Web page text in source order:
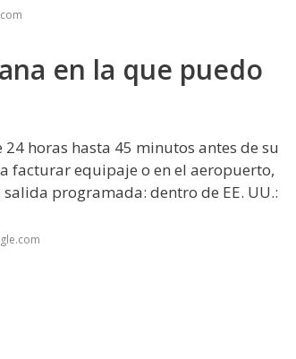
en la que puedo
horas hasta 45 minutos antes de su
facturar equipaje o en el aeropuerto,
programada: dentro de EE. UU.: